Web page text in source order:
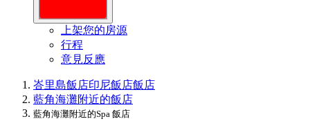
上架您的房源
行程
意見反應
峇里島飯店印尼飯店飯店
藍角海灘附近的飯店
藍角海灘附近的Spa 飯店